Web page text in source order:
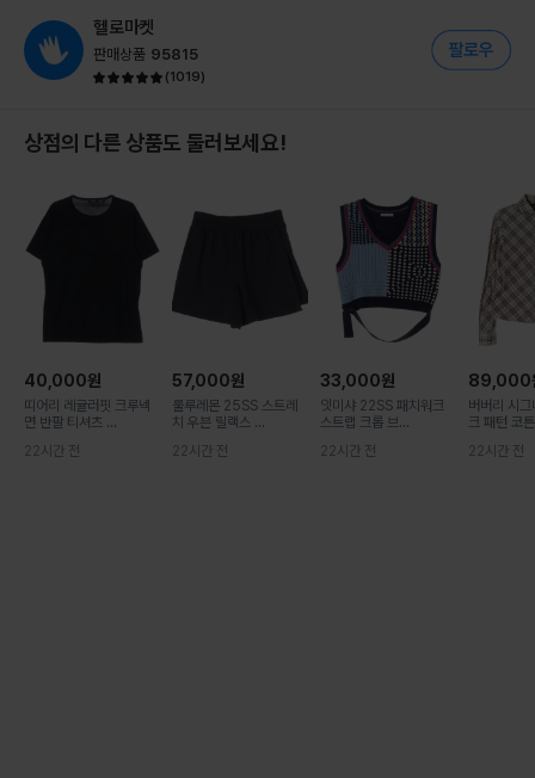
헬로마켓
판매상품 95815
(1019)
상점의 다른 상품도 둘러보세요!
40,000원
띠어리 레귤러핏 크루넥
면 반팔 티셔츠 ...
22시간 전
57,000원
룰루레몬 25SS 스트레
치 우븐 릴랙스 ...
22시간 전
33,000원
잇미샤 22SS 패치워크
스트랩 크롭 브...
22시간 전
89,000
버버리 시
크 패턴 코
22시간 전